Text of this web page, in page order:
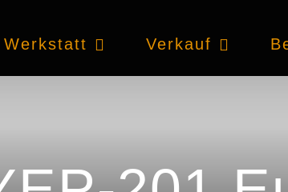
Werkstatt Verkauf